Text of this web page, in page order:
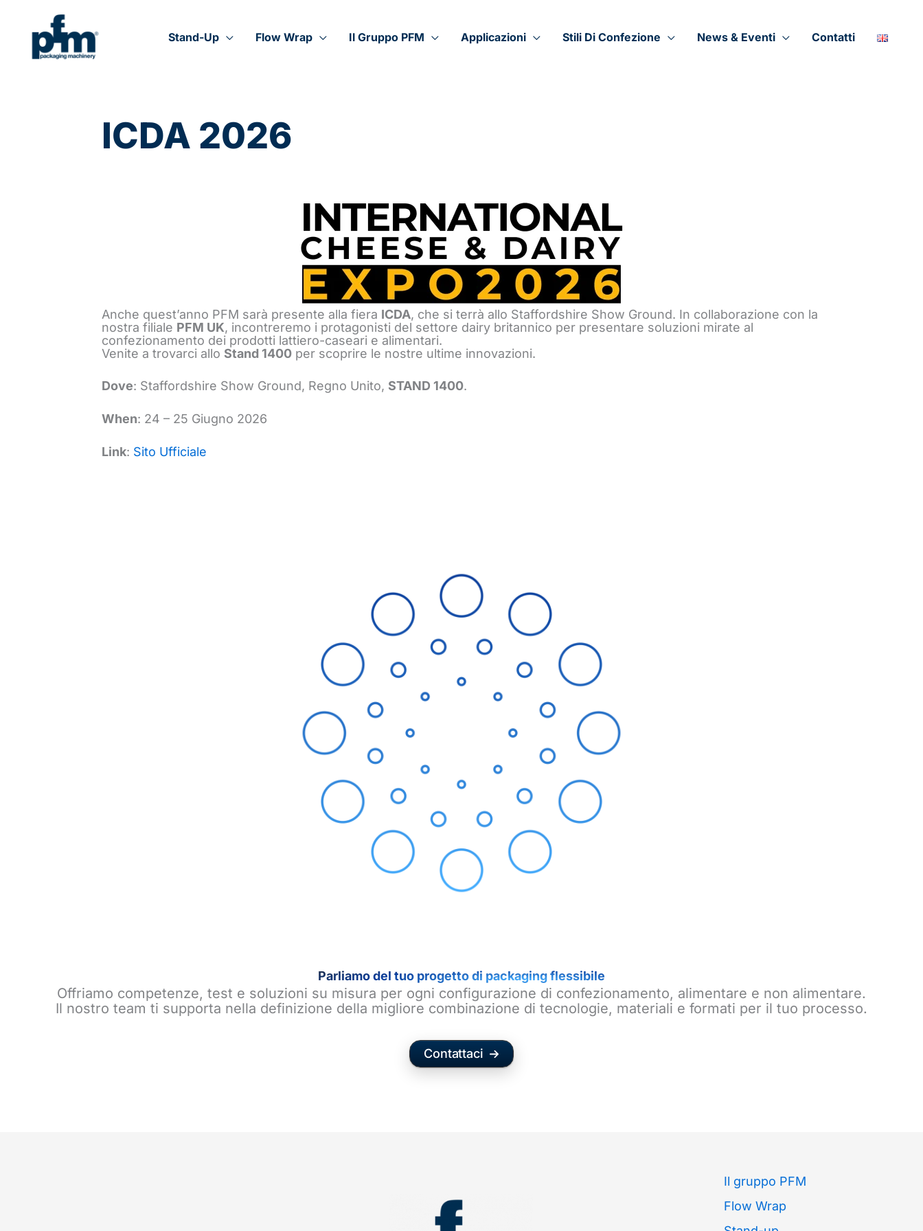
contenuto
Stand-Up Flow Wrap Il Gruppo PFM Applicazioni Stili Di Confezione News & Eventi Contatti
ICDA 2026
Anche quest’anno PFM sarà presente alla fiera ICDA, che si terrà allo Staffordshire Show Ground. In collaborazione con la
nostra filiale PFM UK, incontreremo i protagonisti del settore dairy britannico per presentare soluzioni mirate al
confezionamento dei prodotti lattiero-caseari e alimentari.
Venite a trovarci allo Stand 1400 per scoprire le nostre ultime innovazioni.
Dove: Staffordshire Show Ground, Regno Unito, STAND 1400.
When: 24 – 25 Giugno 2026
Link: Sito Ufficiale
Parliamo del tuo progetto di packaging flessibile
Offriamo competenze, test e soluzioni su misura per ogni configurazione di confezionamento, alimentare e non alimentare.
Il nostro team ti supporta nella definizione della migliore combinazione di tecnologie, materiali e formati per il tuo processo.
Contattaci
Il gruppo PFM
Flow Wrap